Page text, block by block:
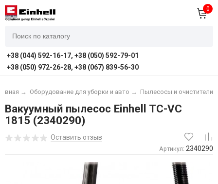
0
+38 (044) 592-16-17, +38 (050) 592-79-01
+38 (050) 972-26-28, +38 (067) 839-56-30
→ Оборудование для уборки и авто → Пылесосы и очистители
Вакуумный пылесос Einhell TC-VC
1815 (2340290)
Оставить отзыв
Артикул: 2340290